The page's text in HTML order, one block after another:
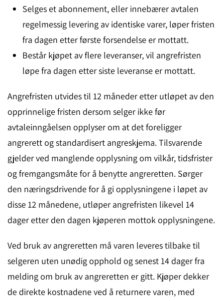
Selges et abonnement, eller innebærer avtalen
regelmessig levering av identiske varer, løper fristen
fra dagen etter første forsendelse er mottatt.
Består kjøpet av flere leveranser, vil angrefristen
løpe fra dagen etter siste leveranse er mottatt.
Angrefristen utvides til 12 måneder etter utløpet av den
opprinnelige fristen dersom selger ikke før
avtaleinngåelsen opplyser om at det foreligger
angrerett og standardisert angreskjema. Tilsvarende
gjelder ved manglende opplysning om vilkår, tidsfrister
og fremgangsmåte for å benytte angreretten. Sørger
den næringsdrivende for å gi opplysningene i løpet av
disse 12 månedene, utløper angrefristen likevel 14
dager etter den dagen kjøperen mottok opplysningene.
Ved bruk av angreretten må varen leveres tilbake til
selgeren uten unødig opphold og senest 14 dager fra
melding om bruk av angreretten er gitt. Kjøper dekker
de direkte kostnadene ved å returnere varen, med